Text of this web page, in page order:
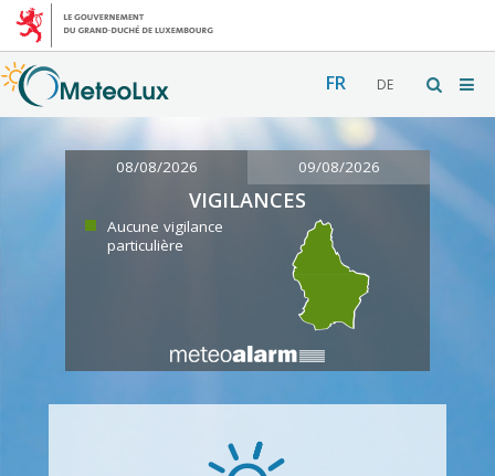
FR DE
08/08/2026 09/08/2026
VIGILANCES
Aucune vigilance
particulière